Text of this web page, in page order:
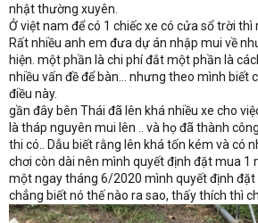
nhật thường xuyên.
Ở việt nam để có 1 chiếc xe có cửa sổ trời thì
Rất nhiều anh em đưa dự án nhập mui về
hiện. một phần là chi phí đắt một phần là
nhiều vấn đề để bàn... nhưng theo mình biết
điều này.
gần đây bên Thái đã lên khá nhiều xe cho
là tháp nguyên mui lên .. và họ đã thành
thi có.. Dẫu biết rằng lên khá tốn kém và có
chơi còn dài nên mình quyết định đặt mua 1
một ngay tháng 6/2020 mình quyết định đặt
chẳng biết nó thế nào ra sao, thấy thích thì